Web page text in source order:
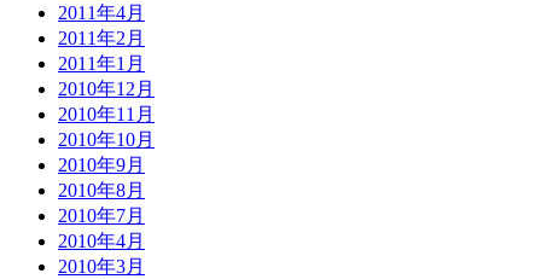
2011年4月
2011年2月
2011年1月
2010年12月
2010年11月
2010年10月
2010年9月
2010年8月
2010年7月
2010年4月
2010年3月